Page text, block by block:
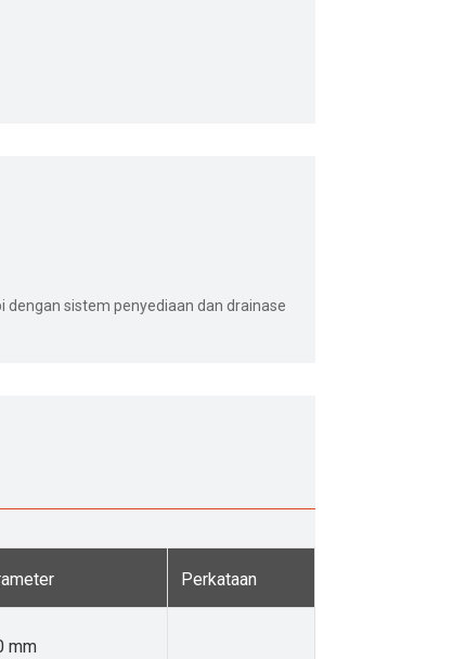
dengan sistem penyediaan dan drainase
Perkataan
mm